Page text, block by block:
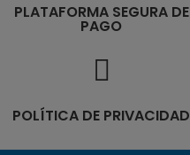
PLATAFORMA SEGURA DE
PAGO
POLÍTICA DE PRIVACIDAD